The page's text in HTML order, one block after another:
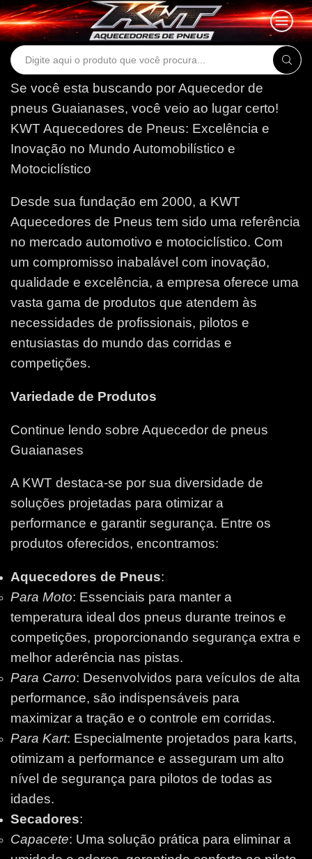
Search
Se você esta buscando por Aquecedor de
pneus Guaianases, você veio ao lugar certo!
KWT Aquecedores de Pneus: Excelência e
Inovação no Mundo Automobilístico e
Motociclístico
Desde sua fundação em 2000, a KWT
Aquecedores de Pneus tem sido uma referência
no mercado automotivo e motociclístico. Com
um compromisso inabalável com inovação,
qualidade e excelência, a empresa oferece uma
vasta gama de produtos que atendem às
necessidades de profissionais, pilotos e
entusiastas do mundo das corridas e
competições.
Variedade de Produtos
Continue lendo sobre Aquecedor de pneus
Guaianases
A KWT destaca-se por sua diversidade de
soluções projetadas para otimizar a
performance e garantir segurança. Entre os
produtos oferecidos, encontramos:
Aquecedores de Pneus:
Para Moto: Essenciais para manter a
temperatura ideal dos pneus durante treinos e
competições, proporcionando segurança extra e
melhor aderência nas pistas.
Para Carro: Desenvolvidos para veículos de alta
performance, são indispensáveis para
maximizar a tração e o controle em corridas.
Para Kart: Especialmente projetados para karts,
otimizam a performance e asseguram um alto
nível de segurança para pilotos de todas as
idades.
Secadores:
Capacete: Uma solução prática para eliminar a